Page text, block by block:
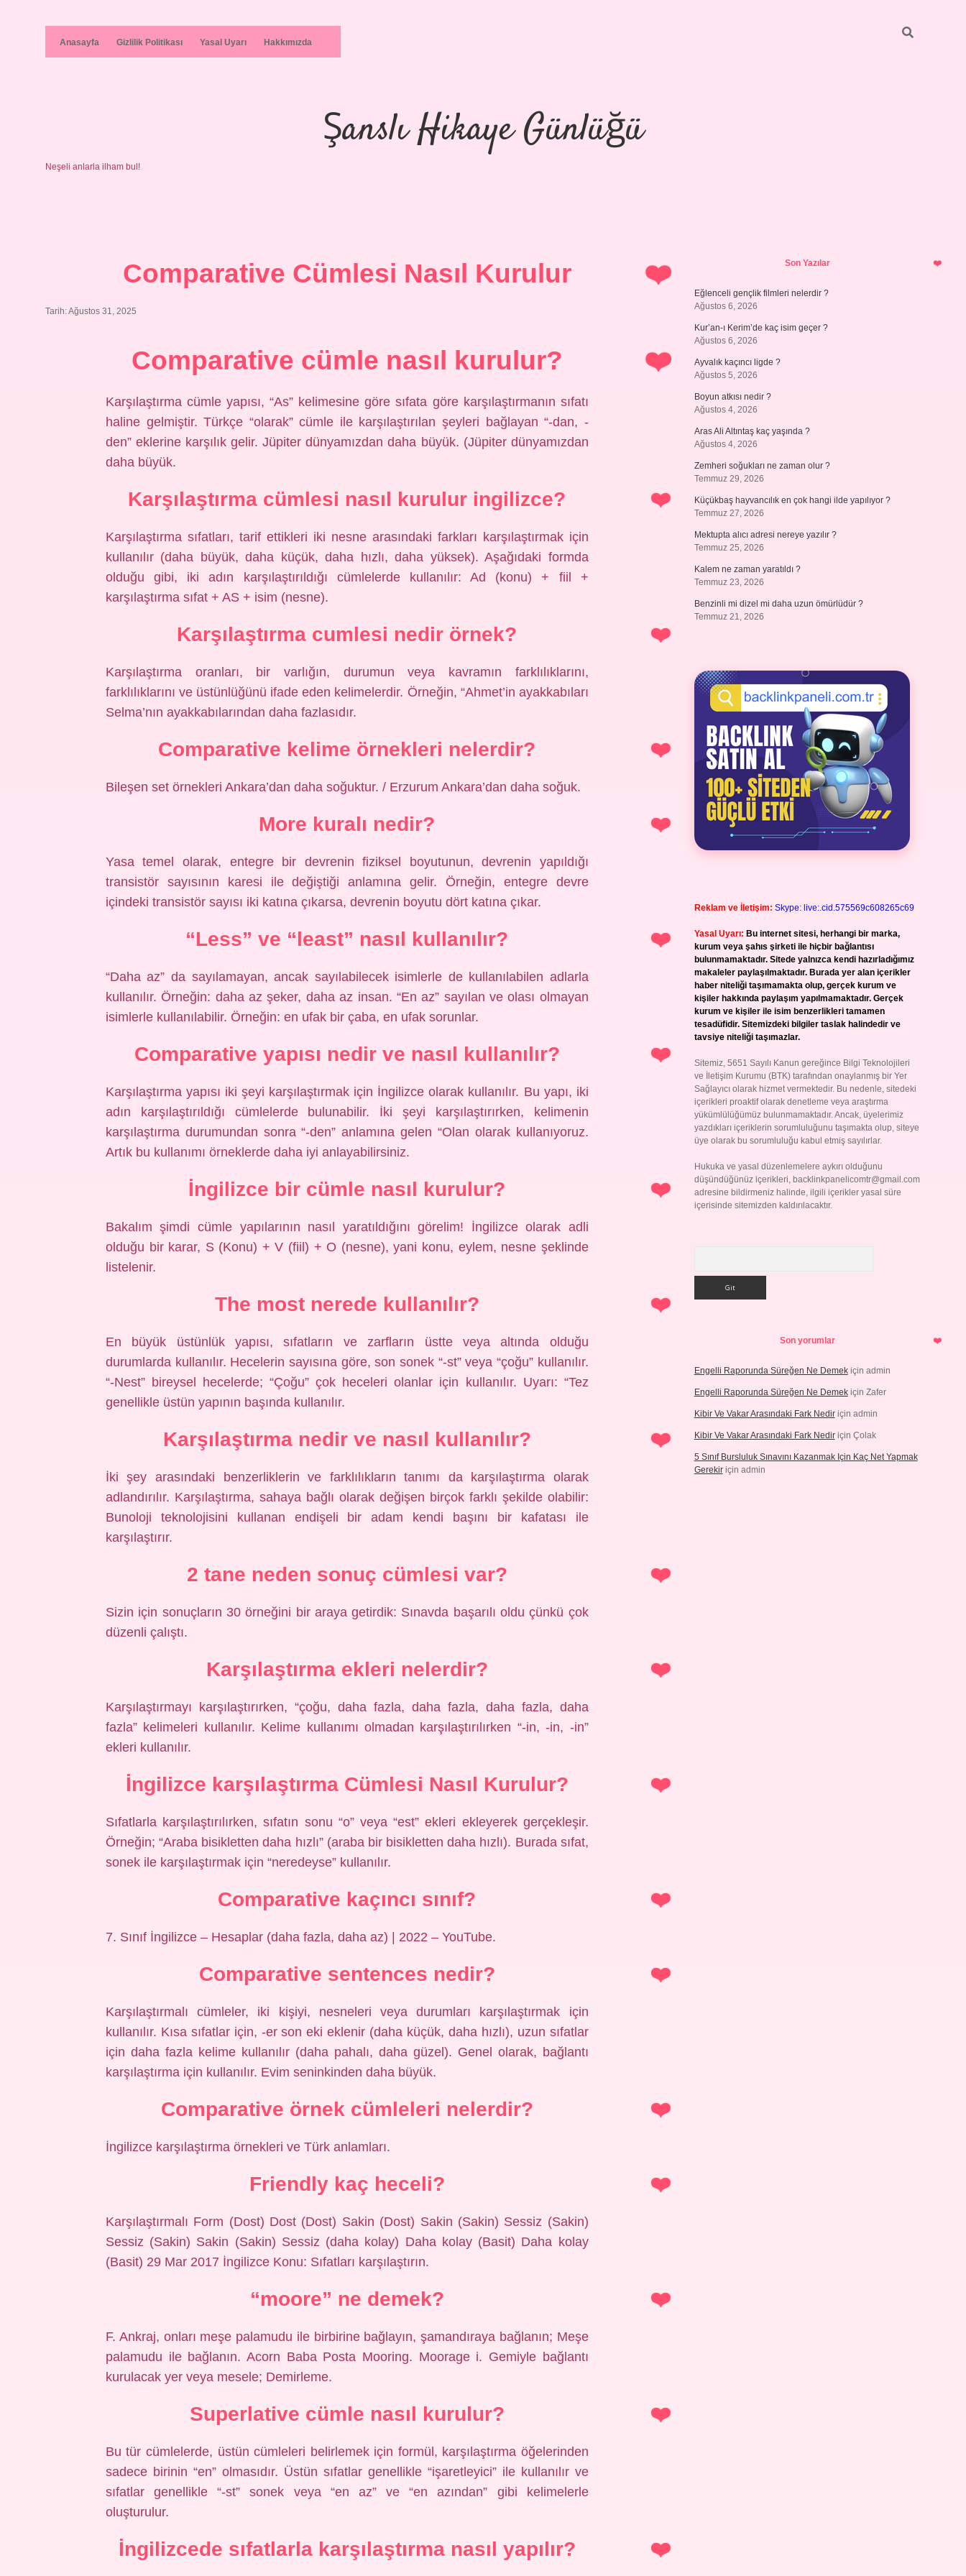
Anasayfa Gizlilik Politikası Yasal Uyarı Hakkımızda
Şanslı Hikaye Günlüğü
Neşeli anlarla ilham bul!
Comparative Cümlesi Nasıl Kurulur
Tarih: Ağustos 31, 2025
Comparative cümle nasıl kurulur?
Karşılaştırma cümle yapısı, “As” kelimesine göre sıfata göre karşılaştırmanın sıfatı
haline gelmiştir. Türkçe “olarak” cümle ile karşılaştırılan şeyleri bağlayan “-dan, -
den” eklerine karşılık gelir. Jüpiter dünyamızdan daha büyük. (Jüpiter dünyamızdan
daha büyük.
Karşılaştırma cümlesi nasıl kurulur ingilizce?
Karşılaştırma sıfatları, tarif ettikleri iki nesne arasındaki farkları karşılaştırmak için
kullanılır (daha büyük, daha küçük, daha hızlı, daha yüksek). Aşağıdaki formda
olduğu gibi, iki adın karşılaştırıldığı cümlelerde kullanılır: Ad (konu) + fiil +
karşılaştırma sıfat + AS + isim (nesne).
Karşılaştırma cumlesi nedir örnek?
Karşılaştırma oranları, bir varlığın, durumun veya kavramın farklılıklarını,
farklılıklarını ve üstünlüğünü ifade eden kelimelerdir. Örneğin, “Ahmet’in ayakkabıları
Selma’nın ayakkabılarından daha fazlasıdır.
Comparative kelime örnekleri nelerdir?
Bileşen set örnekleri Ankara’dan daha soğuktur. / Erzurum Ankara’dan daha soğuk.
More kuralı nedir?
Yasa temel olarak, entegre bir devrenin fiziksel boyutunun, devrenin yapıldığı
transistör sayısının karesi ile değiştiği anlamına gelir. Örneğin, entegre devre
içindeki transistör sayısı iki katına çıkarsa, devrenin boyutu dört katına çıkar.
“Less” ve “least” nasıl kullanılır?
“Daha az” da sayılamayan, ancak sayılabilecek isimlerle de kullanılabilen adlarla
kullanılır. Örneğin: daha az şeker, daha az insan. “En az” sayılan ve olası olmayan
isimlerle kullanılabilir. Örneğin: en ufak bir çaba, en ufak sorunlar.
Comparative yapısı nedir ve nasıl kullanılır?
Karşılaştırma yapısı iki şeyi karşılaştırmak için İngilizce olarak kullanılır. Bu yapı, iki
adın karşılaştırıldığı cümlelerde bulunabilir. İki şeyi karşılaştırırken, kelimenin
karşılaştırma durumundan sonra “-den” anlamına gelen “Olan olarak kullanıyoruz.
Artık bu kullanımı örneklerde daha iyi anlayabilirsiniz.
İngilizce bir cümle nasıl kurulur?
Bakalım şimdi cümle yapılarının nasıl yaratıldığını görelim! İngilizce olarak adli
olduğu bir karar, S (Konu) + V (fiil) + O (nesne), yani konu, eylem, nesne şeklinde
listelenir.
The most nerede kullanılır?
En büyük üstünlük yapısı, sıfatların ve zarfların üstte veya altında olduğu
durumlarda kullanılır. Hecelerin sayısına göre, son sonek “-st” veya “çoğu” kullanılır.
“-Nest” bireysel hecelerde; “Çoğu” çok heceleri olanlar için kullanılır. Uyarı: “Tez
genellikle üstün yapının başında kullanılır.
Karşılaştırma nedir ve nasıl kullanılır?
İki şey arasındaki benzerliklerin ve farklılıkların tanımı da karşılaştırma olarak
adlandırılır. Karşılaştırma, sahaya bağlı olarak değişen birçok farklı şekilde olabilir:
Bunoloji teknolojisini kullanan endişeli bir adam kendi başını bir kafatası ile
karşılaştırır.
2 tane neden sonuç cümlesi var?
Sizin için sonuçların 30 örneğini bir araya getirdik: Sınavda başarılı oldu çünkü çok
düzenli çalıştı.
Karşılaştırma ekleri nelerdir?
Karşılaştırmayı karşılaştırırken, “çoğu, daha fazla, daha fazla, daha fazla, daha
fazla” kelimeleri kullanılır. Kelime kullanımı olmadan karşılaştırılırken “-in, -in, -in”
ekleri kullanılır.
İngilizce karşılaştırma Cümlesi Nasıl Kurulur?
Sıfatlarla karşılaştırılırken, sıfatın sonu “o” veya “est” ekleri ekleyerek gerçekleşir.
Örneğin; “Araba bisikletten daha hızlı” (araba bir bisikletten daha hızlı). Burada sıfat,
sonek ile karşılaştırmak için “neredeyse” kullanılır.
Comparative kaçıncı sınıf?
7. Sınıf İngilizce – Hesaplar (daha fazla, daha az) | 2022 – YouTube.
Comparative sentences nedir?
Karşılaştırmalı cümleler, iki kişiyi, nesneleri veya durumları karşılaştırmak için
kullanılır. Kısa sıfatlar için, -er son eki eklenir (daha küçük, daha hızlı), uzun sıfatlar
için daha fazla kelime kullanılır (daha pahalı, daha güzel). Genel olarak, bağlantı
karşılaştırma için kullanılır. Evim seninkinden daha büyük.
Comparative örnek cümleleri nelerdir?
İngilizce karşılaştırma örnekleri ve Türk anlamları.
Friendly kaç heceli?
Karşılaştırmalı Form (Dost) Dost (Dost) Sakin (Dost) Sakin (Sakin) Sessiz (Sakin)
Sessiz (Sakin) Sakin (Sakin) Sessiz (daha kolay) Daha kolay (Basit) Daha kolay
(Basit) 29 Mar 2017 İngilizce Konu: Sıfatları karşılaştırın.
“moore” ne demek?
F. Ankraj, onları meşe palamudu ile birbirine bağlayın, şamandıraya bağlanın; Meşe
palamudu ile bağlanın. Acorn Baba Posta Mooring. Moorage i. Gemiyle bağlantı
kurulacak yer veya mesele; Demirleme.
Superlative cümle nasıl kurulur?
Bu tür cümlelerde, üstün cümleleri belirlemek için formül, karşılaştırma öğelerinden
sadece birinin “en” olmasıdır. Üstün sıfatlar genellikle “işaretleyici” ile kullanılır ve
sıfatlar genellikle “-st” sonek veya “en az” ve “en azından” gibi kelimelerle
oluşturulur.
İngilizcede sıfatlarla karşılaştırma nasıl yapılır?
SidebarSon Yazılar
Eğlenceli gençlik filmleri nelerdir ?
Ağustos 6, 2026
Kur’an-ı Kerim’de kaç isim geçer ?
Ağustos 6, 2026
Ayvalık kaçıncı ligde ?
Ağustos 5, 2026
Boyun atkısı nedir ?
Ağustos 4, 2026
Aras Ali Altıntaş kaç yaşında ?
Ağustos 4, 2026
Zemheri soğukları ne zaman olur ?
Temmuz 29, 2026
Küçükbaş hayvancılık en çok hangi ilde yapılıyor ?
Temmuz 27, 2026
Mektupta alıcı adresi nereye yazılır ?
Temmuz 25, 2026
Kalem ne zaman yaratıldı ?
Temmuz 23, 2026
Benzinli mi dizel mi daha uzun ömürlüdür ?
Temmuz 21, 2026
Reklam ve İletişim: Skype: live:.cid.575569c608265c69
Yasal Uyarı: Bu internet sitesi, herhangi bir marka,
kurum veya şahıs şirketi ile hiçbir bağlantısı
bulunmamaktadır. Sitede yalnızca kendi hazırladığımız
makaleler paylaşılmaktadır. Burada yer alan içerikler
haber niteliği taşımamakta olup, gerçek kurum ve
kişiler hakkında paylaşım yapılmamaktadır. Gerçek
kurum ve kişiler ile isim benzerlikleri tamamen
tesadüfidir. Sitemizdeki bilgiler taslak halindedir ve
tavsiye niteliği taşımazlar.
Sitemiz, 5651 Sayılı Kanun gereğince Bilgi Teknolojileri
ve İletişim Kurumu (BTK) tarafından onaylanmış bir Yer
Sağlayıcı olarak hizmet vermektedir. Bu nedenle, sitedeki
içerikleri proaktif olarak denetleme veya araştırma
yükümlülüğümüz bulunmamaktadır. Ancak, üyelerimiz
yazdıkları içeriklerin sorumluluğunu taşımakta olup, siteye
üye olarak bu sorumluluğu kabul etmiş sayılırlar.
Hukuka ve yasal düzenlemelere aykırı olduğunu
düşündüğünüz içerikleri, backlinkpanelicomtr@gmail.com
adresine bildirmeniz halinde, ilgili içerikler yasal süre
içerisinde sitemizden kaldırılacaktır.
Son yorumlar
Engelli Raporunda Süreğen Ne Demekiçin admin
Engelli Raporunda Süreğen Ne Demekiçin Zafer
Kibir Ve Vakar Arasındaki Fark Nediriçin admin
Kibir Ve Vakar Arasındaki Fark Nediriçin Çolak
5 Sınıf Bursluluk Sınavını Kazanmak Için Kaç Net Yapmak
Gerekiriçin admin